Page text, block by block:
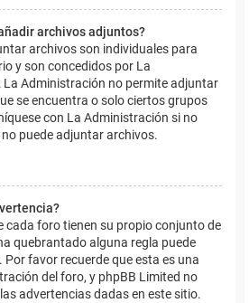
archivos adjuntos?
archivos son individuales para
y son concedidos por La
La Administración no permite adjuntar
se encuentra o solo ciertos grupos
con La Administración si no
puede adjuntar archivos.
cada foro tienen su propio conjunto de
quebrantado alguna regla puede
favor recuerde que esta es una
del foro, y phpBB Limited no
advertencias dadas en este sitio.